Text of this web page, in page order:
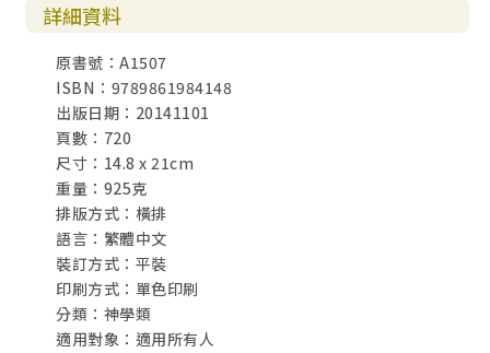
第32章 不要憂慮，只要敬虔 385
第33章 神的訓練場 397
第34章 危機重重 413
第35章 天下無難事！ 429
第36章 那是你的鄰居 447
第37章 打造美好社會 463
第38章 我們手中的工作 475
第39章 終極訴求 491
第40章 真科學的基礎 517
第41章 大蒙眷愛的人啊！ 533
第42章 歸榮耀於神 543
第43章 天使有約 563
第44章 魔鬼擁有好音樂？ 575
第45章 現在我們該如何生活？ 589
詳細資料
原書號：A1507
ISBN：9789861984148
出版日期：20141101
頁數：720
尺寸：14.8 x 21cm
重量：925克
排版方式：橫排
語言：繁體中文
裝訂方式：平裝
印刷方式：單色印刷
分類：神學類
適用對象：適用所有人